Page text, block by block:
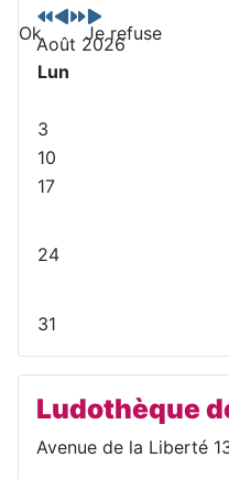
é
e
p
é
é
d
n
s
p
r
t
é
e
s
s
Août 2026
Lun
3
10
17
24
31
Ludothèque
Avenue de la Liberté
Ok Je refuse